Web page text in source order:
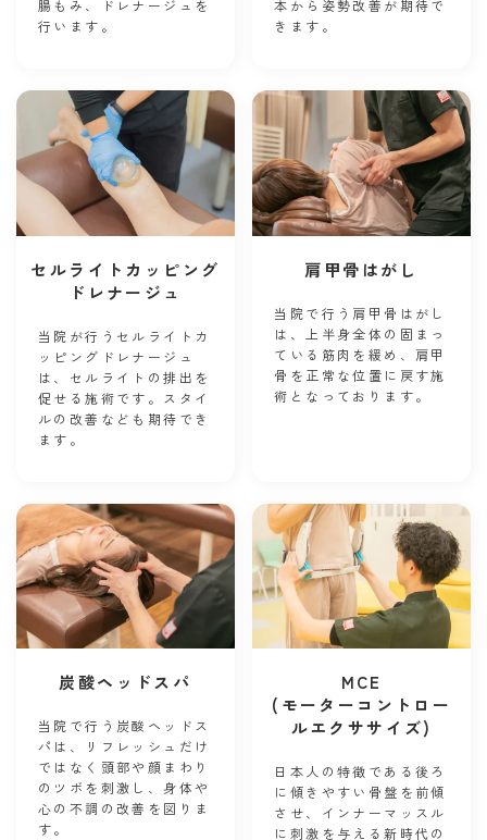
腸もみ、ドレナージュを
行います。
本から姿勢改善が期待で
きます。
セルライトカッピング
ドレナージュ
当院が行うセルライトカ
ッピングドレナージュ
は、セルライトの排出を
促せる施術です。スタイ
ルの改善なども期待でき
ます。
肩甲骨はがし
当院で行う肩甲骨はがし
は、上半身全体の固まっ
ている筋肉を緩め、肩甲
骨を正常な位置に戻す施
術となっております。
炭酸ヘッドスパ
当院で行う炭酸ヘッドス
パは、リフレッシュだけ
ではなく頭部や顔まわり
のツボを刺激し、身体や
心の不調の改善を図りま
す。
MCE
(モーターコントロー
ルエクササイズ)
日本人の特徴である後ろ
に傾きやすい骨盤を前傾
させ、インナーマッスル
に刺激を与える新時代の